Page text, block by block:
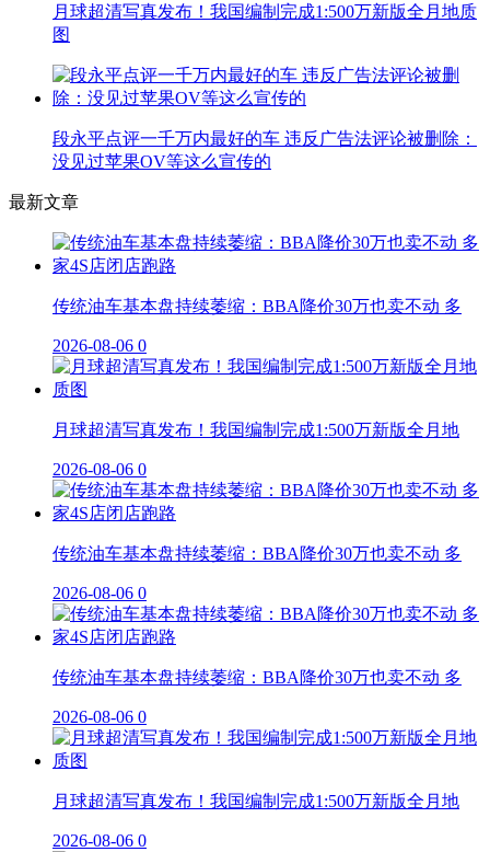
月球超清写真发布！我国编制完成1:500万新版全月地质
图
段永平点评一千万内最好的车 违反广告法评论被删除：
没见过苹果OV等这么宣传的
最新文章
传统油车基本盘持续萎缩：BBA降价30万也卖不动 多
2026-08-06 0
月球超清写真发布！我国编制完成1:500万新版全月地
2026-08-06 0
传统油车基本盘持续萎缩：BBA降价30万也卖不动 多
2026-08-06 0
传统油车基本盘持续萎缩：BBA降价30万也卖不动 多
2026-08-06 0
月球超清写真发布！我国编制完成1:500万新版全月地
2026-08-06 0